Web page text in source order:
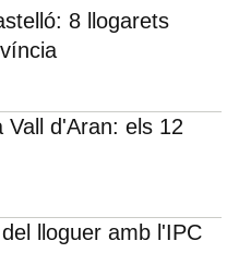
8 llogarets
d'Aran: els 12
lloguer amb l'IPC